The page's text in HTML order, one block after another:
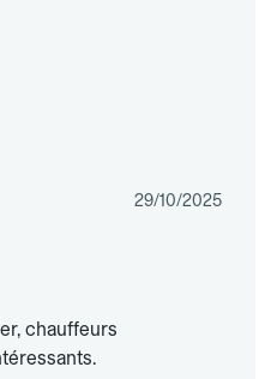
29/10/2025
chauffeurs